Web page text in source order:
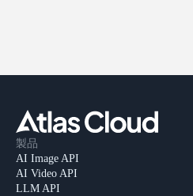
製品
AI Image API
AI Video API
LLM API